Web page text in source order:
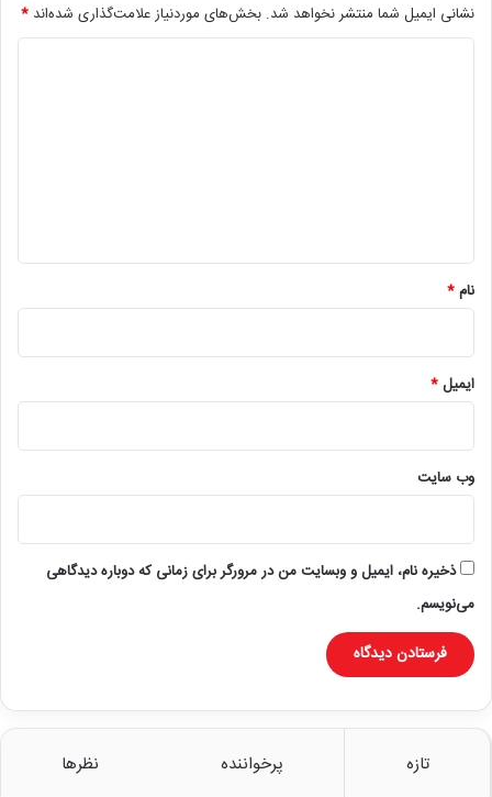
نشانی ایمیل شما منتشر نخواهد شد. بخش‌های موردنیاز علامت‌گذاری شده‌اند *
نام*
ایمیل*
وب‌ سایت
ذخیره نام، ایمیل و وبسایت من در مرورگر برای زمانی که دوباره دیدگاهی
می‌نویسم.
تازه پرخواننده نظرها